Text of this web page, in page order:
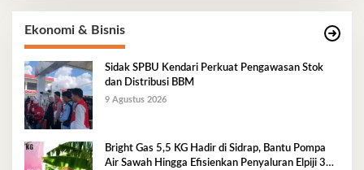
Ekonomi & Bisnis
Sidak SPBU Kendari Perkuat Pengawasan Stok
dan Distribusi BBM
9 Agustus 2026
Bright Gas 5,5 KG Hadir di Sidrap, Bantu Pompa
Air Sawah Hingga Efisienkan Penyaluran Elpiji 3